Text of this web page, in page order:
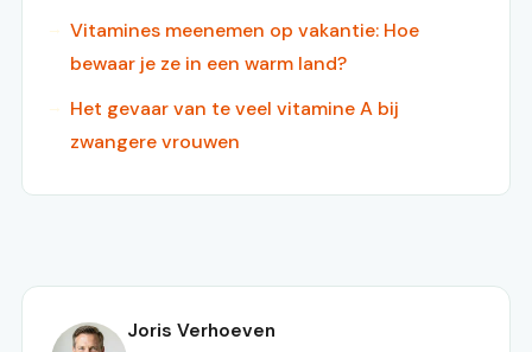
Vitamines meenemen op vakantie: Hoe
bewaar je ze in een warm land?
Het gevaar van te veel vitamine A bij
zwangere vrouwen
Joris Verhoeven